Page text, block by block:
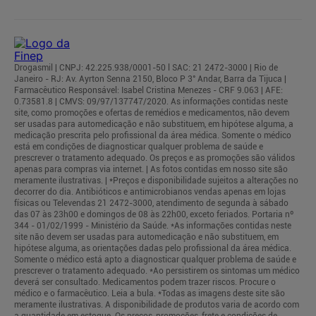
Drogasmil | CNPJ: 42.225.938/0001-50 l SAC: 21 2472-3000 | Rio de
Janeiro - RJ: Av. Ayrton Senna 2150, Bloco P 3° Andar, Barra da Tijuca |
Farmacêutico Responsável: Isabel Cristina Menezes - CRF 9.063 | AFE:
0.73581.8 | CMVS: 09/97/137747/2020. As informações contidas neste
site, como promoções e ofertas de remédios e medicamentos, não devem
ser usadas para automedicação e não substituem, em hipótese alguma, a
medicação prescrita pelo profissional da área médica. Somente o médico
está em condições de diagnosticar qualquer problema de saúde e
prescrever o tratamento adequado. Os preços e as promoções são válidos
apenas para compras via internet. | As fotos contidas em nosso site são
meramente ilustrativas. | *Preços e disponibilidade sujeitos a alterações no
decorrer do dia. Antibióticos e antimicrobianos vendas apenas em lojas
físicas ou Televendas 21 2472-3000, atendimento de segunda à sábado
das 07 às 23h00 e domingos de 08 às 22h00, exceto feriados. Portaria nº
344 - 01/02/1999 - Ministério da Saúde. *As informações contidas neste
site não devem ser usadas para automedicação e não substituem, em
hipótese alguma, as orientações dadas pelo profissional da área médica.
Somente o médico está apto a diagnosticar qualquer problema de saúde e
prescrever o tratamento adequado. *Ao persistirem os sintomas um médico
deverá ser consultado. Medicamentos podem trazer riscos. Procure o
médico e o farmacêutico. Leia a bula. *Todas as imagens deste site são
meramente ilustrativas. A disponibilidade de produtos varia de acordo com